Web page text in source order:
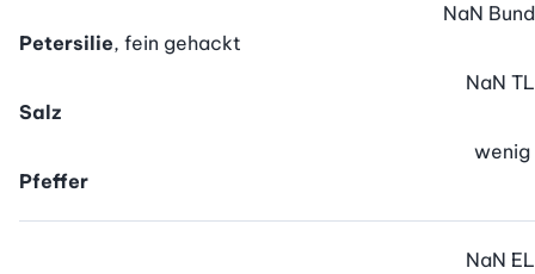
Petersilie, fein gehackt
NaN Bund
Salz
NaN TL
Pfeffer
wenig
NaN EL